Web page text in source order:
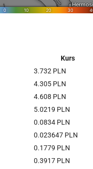
Kurs
3.732 PLN
4.305 PLN
4.608 PLN
5.0219 PLN
0.0834 PLN
0.023647 PLN
0.1779 PLN
0.3917 PLN